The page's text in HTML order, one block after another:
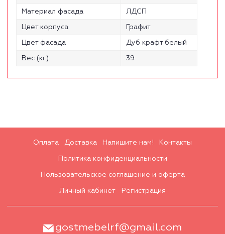
Материал фасада ЛДСП
Цвет корпуса Графит
Цвет фасада Дуб крафт белый
Вес (кг) 39
Оплата Доставка Напишите нам! Контакты
Политика конфиденциальности
Пользовательское соглашение и оферта
Личный кабинет Регистрация
gostmebelrf@gmail.com